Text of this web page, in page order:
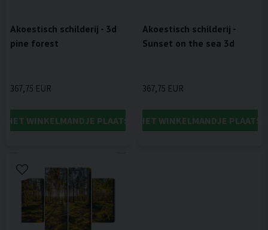
Akoestisch schilderij - 3d
pine forest
367,75 EUR
HET WINKELMANDJE PLAATSEN
Akoestisch schilderij -
Sunset on the sea 3d
367,75 EUR
IN HET WINKELMANDJE